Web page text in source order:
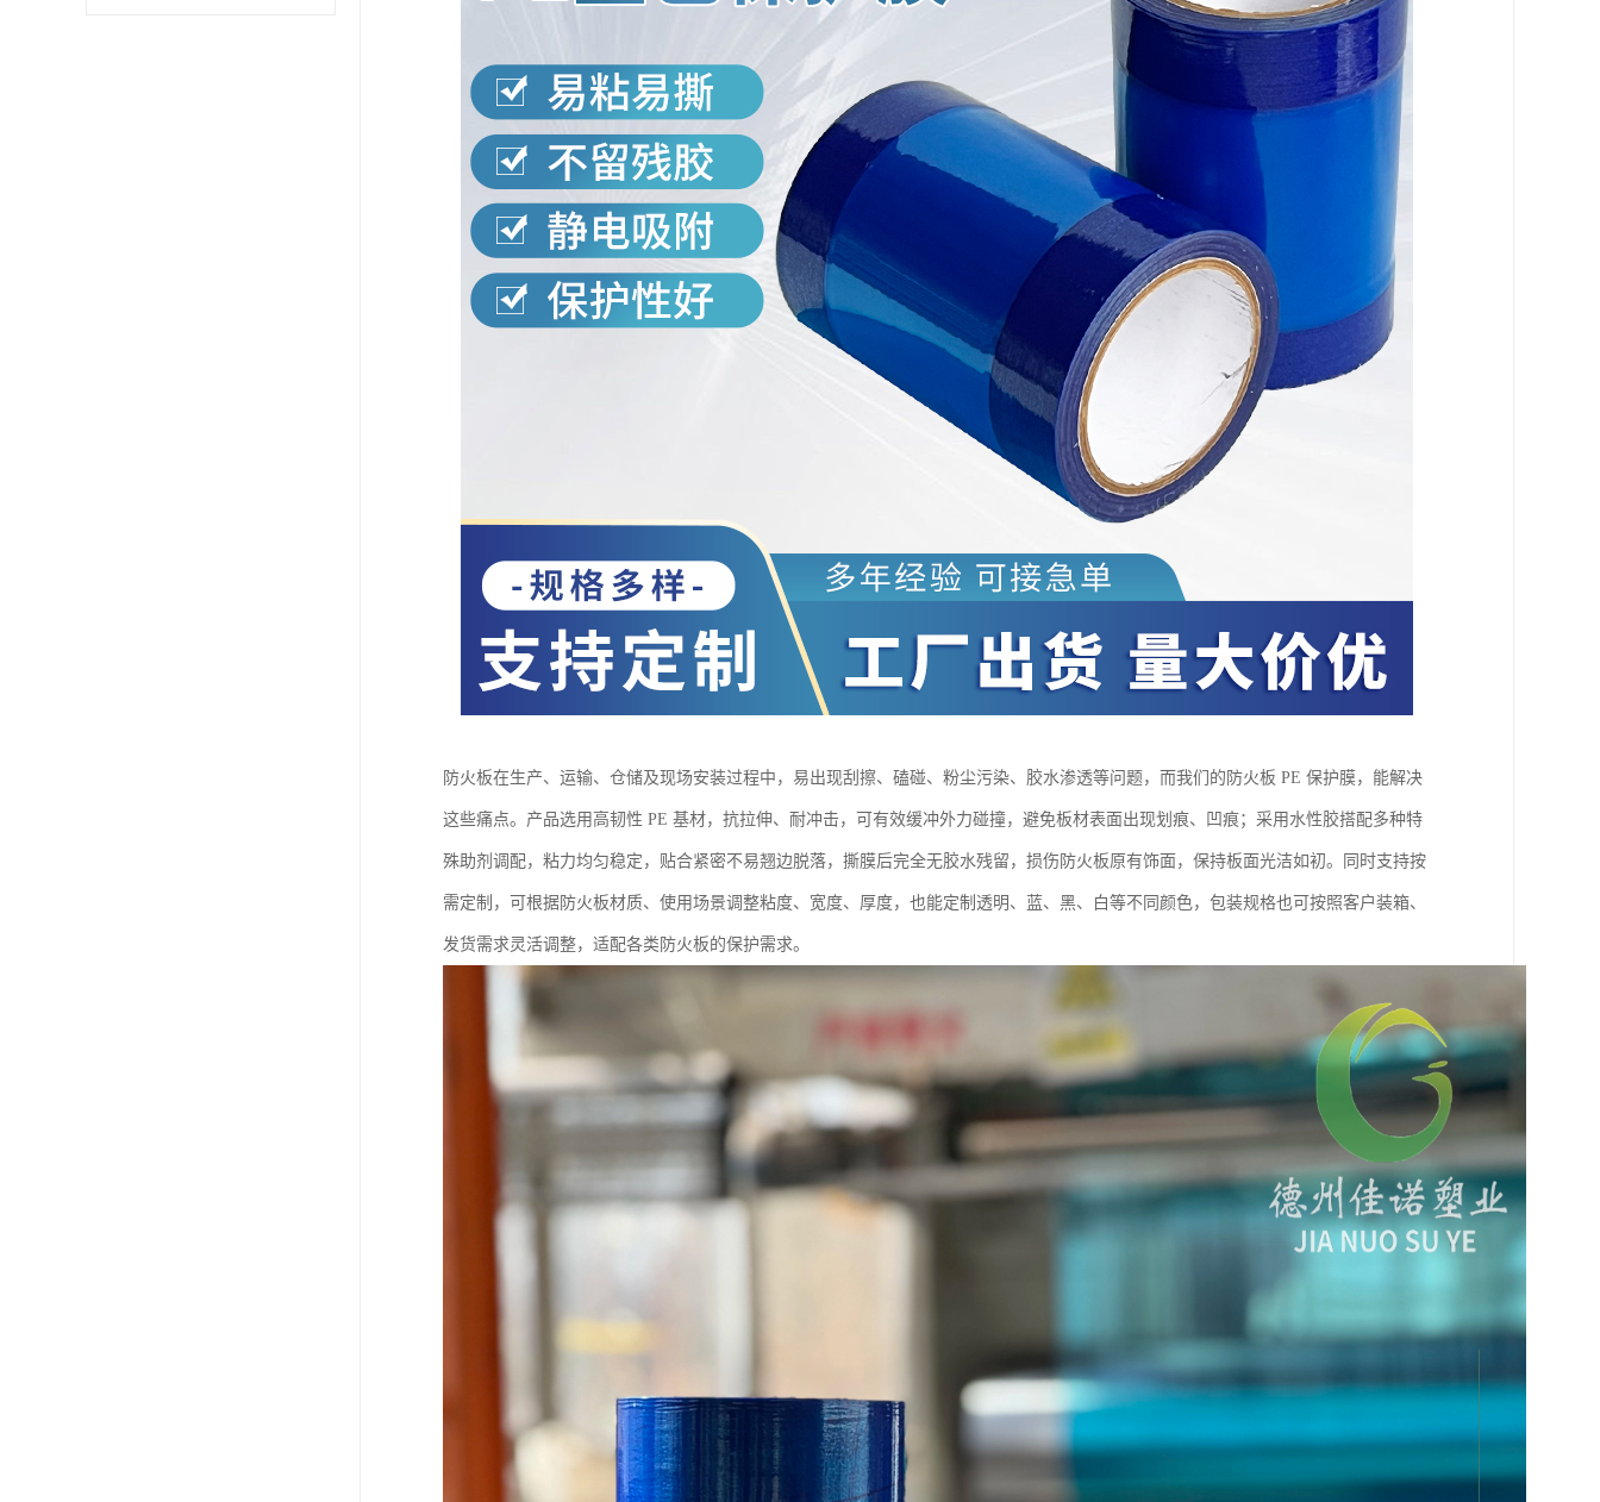
防火板在生产、运输、仓储及现场安装过程中，易出现刮擦、磕碰、粉尘污染、胶水渗透等问题，而我们的防火板 PE 保护膜，能解决
这些痛点。产品选用高韧性 PE 基材，抗拉伸、耐冲击，可有效缓冲外力碰撞，避免板材表面出现划痕、凹痕；采用水性胶搭配多种特
殊助剂调配，粘力均匀稳定，贴合紧密不易翘边脱落，撕膜后完全无胶水残留，损伤防火板原有饰面，保持板面光洁如初。同时支持按
需定制，可根据防火板材质、使用场景调整粘度、宽度、厚度，也能定制透明、蓝、黑、白等不同颜色，包装规格也可按照客户装箱、
发货需求灵活调整，适配各类防火板的保护需求。